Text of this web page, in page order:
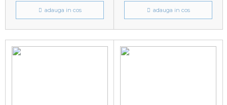
adauga in cos adauga in cos